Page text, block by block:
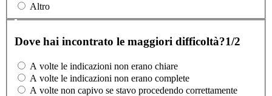
Altro
Dove hai incontrato le maggiori difficoltà?1/2
A volte le indicazioni non erano chiare
A volte le indicazioni non erano complete
A volte non capivo se stavo procedendo correttamente